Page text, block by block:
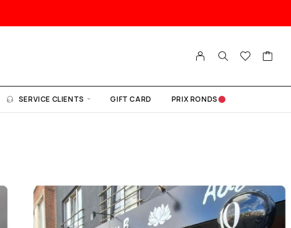
SERVICE CLIENTS GIFT CARD PRIX RONDS